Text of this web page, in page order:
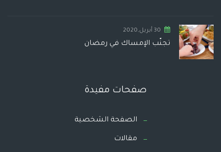
30 أبريل,2020
تجنّب الإمساك في رمضان
صفحات مفيدة
الصفحة الشخصية
مقالات